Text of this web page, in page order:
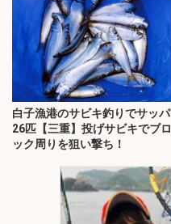
白子漁港のサビキ釣りでサッパ
26匹【三重】投げサビキでブロ
ック周りを狙い撃ち！